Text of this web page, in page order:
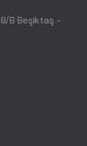
B Beşiktaş -